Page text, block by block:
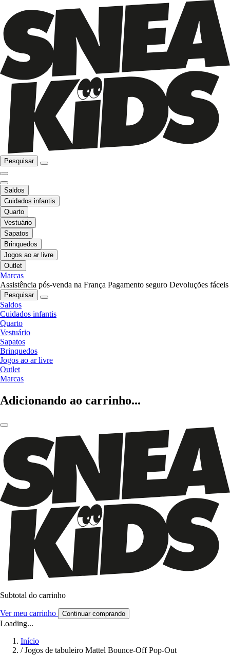
Pesquisar
Saldos
Cuidados infantis
Quarto
Vestuário
Sapatos
Brinquedos
Jogos ao ar livre
Outlet
Marcas
Assistência pós-venda na França Pagamento seguro Devoluções fáceis
Pesquisar
Saldos
Cuidados infantis
Quarto
Vestuário
Sapatos
Brinquedos
Jogos ao ar livre
Outlet
Marcas
Adicionando ao carrinho...
Subtotal do carrinho
Ver meu carrinho Continuar comprando
Loading...
Início
/ Jogos de tabuleiro Mattel Bounce-Off Pop-Out